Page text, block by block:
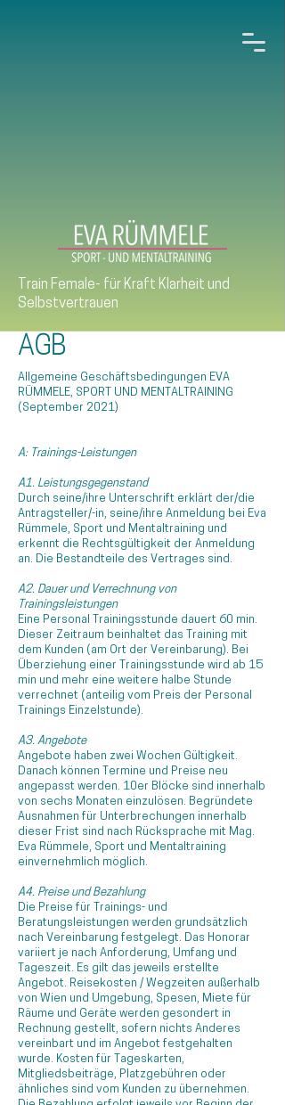
Train Female- für Kraft Klarheit und
Selbstvertrauen
AGB
Allgemeine Geschäftsbedingungen EVA
RÜMMELE, SPORT UND MENTALTRAINING
(September 2021)
A: Trainings-Leistungen
A1. Leistungsgegenstand
Durch seine/ihre Unterschrift erklärt der/die
Antragsteller/-in, seine/ihre Anmeldung bei Eva
Rümmele, Sport und Mentaltraining und
erkennt die Rechtsgültigkeit der Anmeldung
an. Die Bestandteile des Vertrages sind.
A2. Dauer und Verrechnung von
Trainingsleistungen
Eine Personal Trainingsstunde dauert 60 min.
Dieser Zeitraum beinhaltet das Training mit
dem Kunden (am Ort der Vereinbarung). Bei
Überziehung einer Trainingsstunde wird ab 15
min und mehr eine weitere halbe Stunde
verrechnet (anteilig vom Preis der Personal
Trainings Einzelstunde).
A3. Angebote
Angebote haben zwei Wochen Gültigkeit.
Danach können Termine und Preise neu
angepasst werden. 10er Blöcke sind innerhalb
von sechs Monaten einzulösen. Begründete
Ausnahmen für Unterbrechungen innerhalb
dieser Frist sind nach Rücksprache mit Mag.
Eva Rümmele, Sport und Mentaltraining
einvernehmlich möglich.
A4. Preise und Bezahlung
Die Preise für Trainings- und
Beratungsleistungen werden grundsätzlich
nach Vereinbarung festgelegt. Das Honorar
variiert je nach Anforderung, Umfang und
Tageszeit. Es gilt das jeweils erstellte
Angebot. Reisekosten / Wegzeiten außerhalb
von Wien und Umgebung, Spesen, Miete für
Räume und Geräte werden gesondert in
Rechnung gestellt, sofern nichts Anderes
vereinbart und im Angebot festgehalten
wurde. Kosten für Tageskarten,
Mitgliedsbeiträge, Platzgebühren oder
ähnliches sind vom Kunden zu übernehmen.